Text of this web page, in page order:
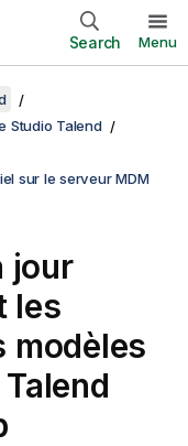
Search Menu
Studio Talend
sur le serveur MDM
jour
les
modèles
Talend